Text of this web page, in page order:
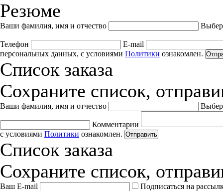
Резюме
Ваши фамилия, имя и отчество
Телефон
E-mail
персональных данных, с условиями Политики ознакомлен.
Список заказа
Сохраните список,
Ваши фамилия, имя и отчество
Комментарии
с условиями Политики ознакомлен. Отправить
Список заказа
Сохраните список,
Ваш E-mail
Подписаться на